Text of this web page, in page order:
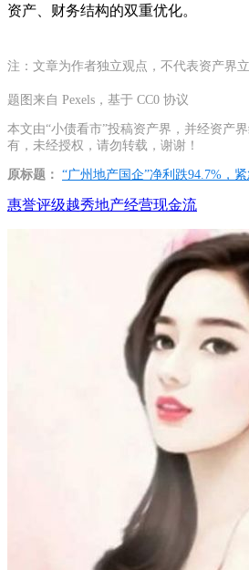
资产、财务结构的双重优化。
注：文章为作者独立观点，不代表资产界立
题图来自 Pexels，基于 CC0 协议
本文由“小债看市”投稿资产界，并经资产
有，未经授权，请勿转载，谢谢！
原标题： “广州地产国企”净利跌94.7%，
惠誉评级越秀地产经营现金流